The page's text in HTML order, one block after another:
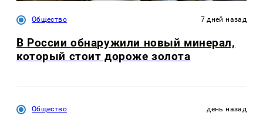
Общество 7 дней назад
В России обнаружили новый минерал,
который стоит дороже золота
Общество день назад